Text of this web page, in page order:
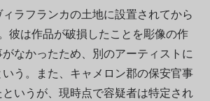
ラフランカの土地に設置されてから
彼は作品が破損したことを彫像の作
なかったため、別のアーティストに
う。また、キャメロン郡の保安官事
いうが、現時点で容疑者は特定され